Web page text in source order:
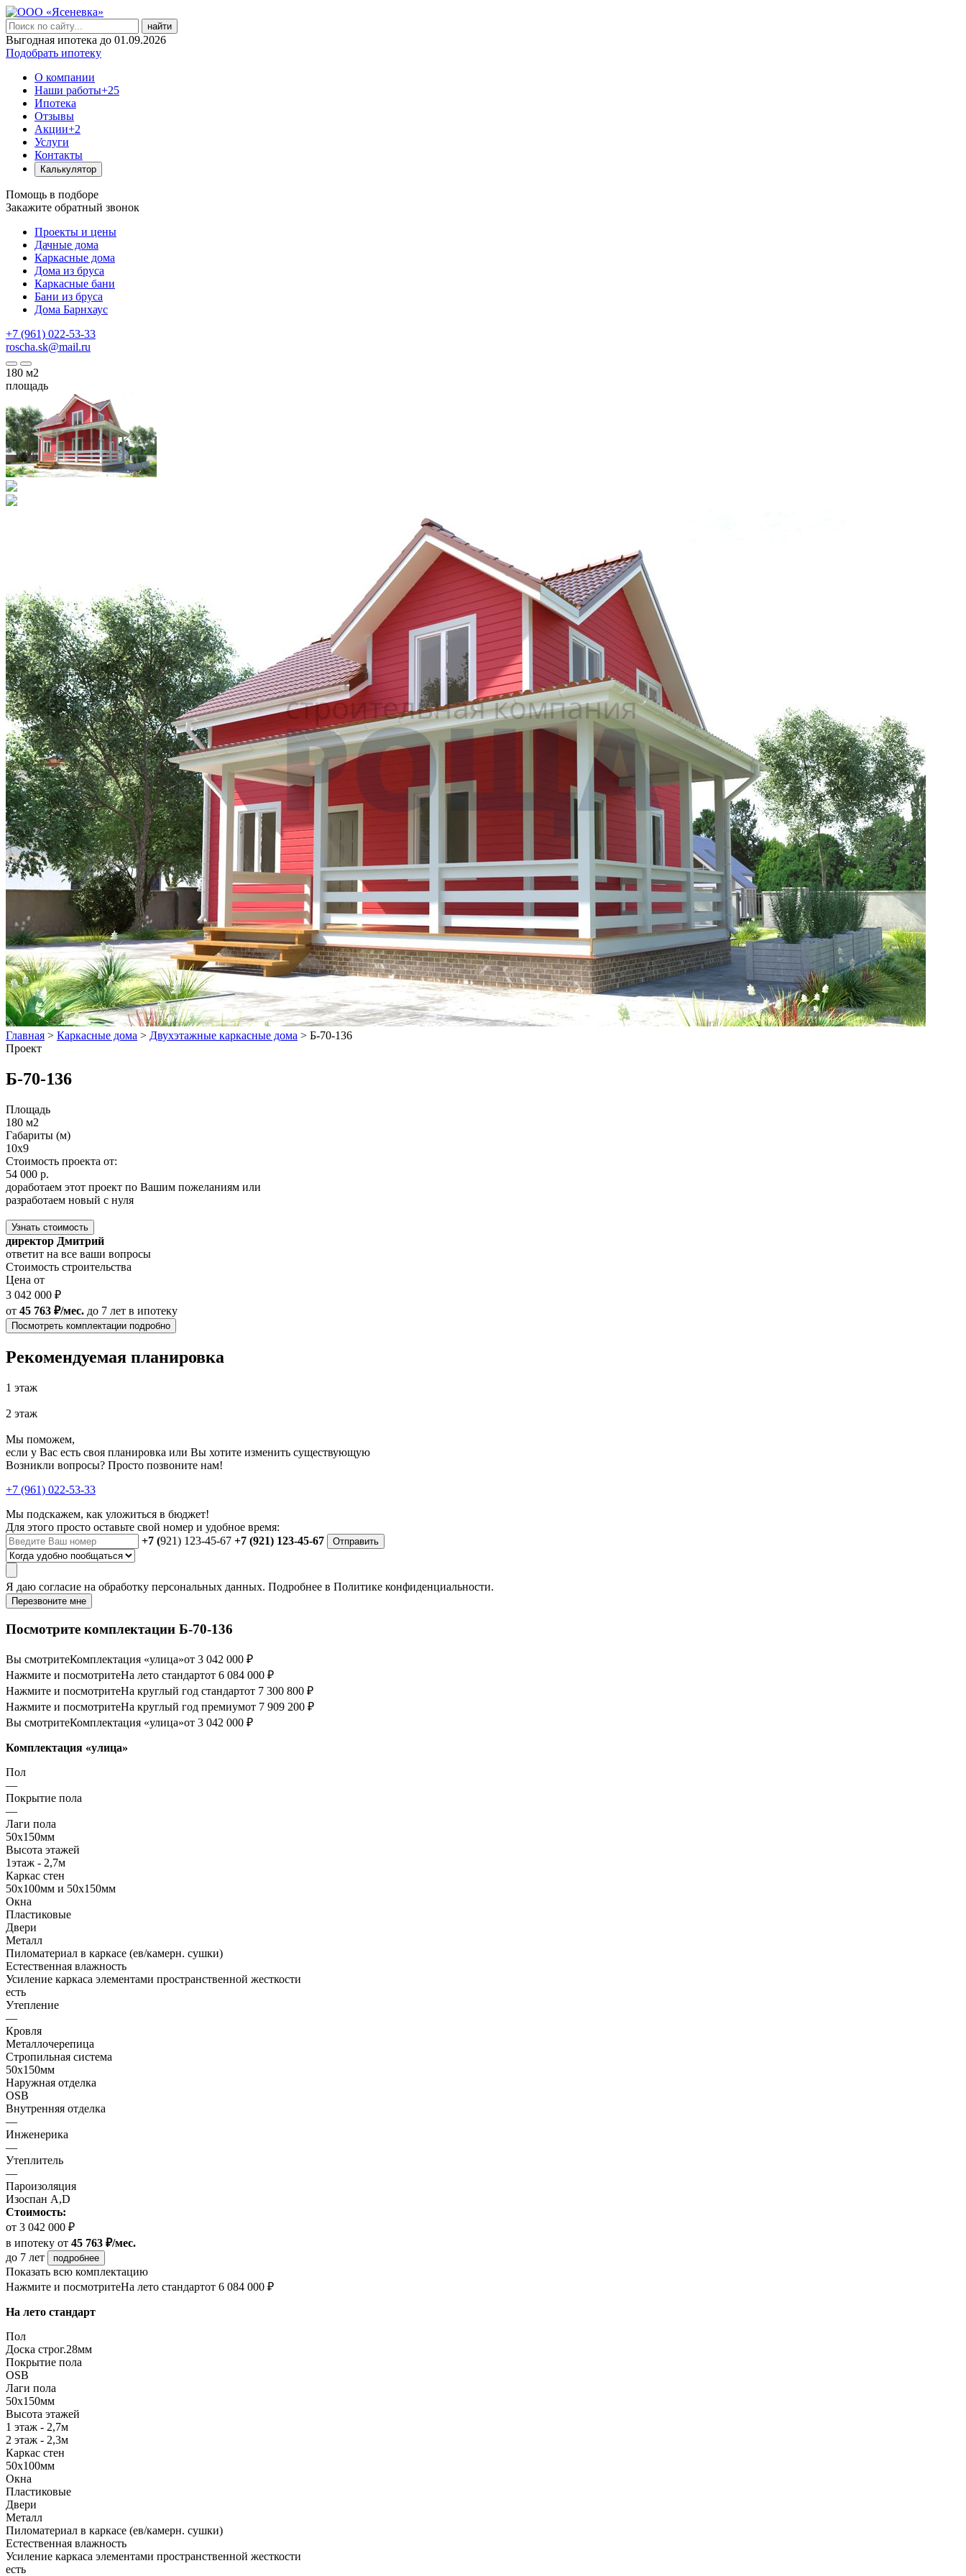
найти
Выгодная ипотека до 01.09.2026
Подобрать ипотеку
О компании
Наши работы+25
Ипотека
Отзывы
Акции+2
Услуги
Контакты
Калькулятор
Помощь в подборе
Закажите обратный звонок
Проекты и цены
Дачные дома
Каркасные дома
Дома из бруса
Каркасные бани
Бани из бруса
Дома Барнхаус
+7 (961) 022-53-33
roscha.sk@mail.ru
180 м2
площадь
Главная > Каркасные дома > Двухэтажные каркасные дома > Б-70-136
Проект
Б-70-136
Площадь
180 м2
Габариты (м)
10x9
Стоимость проекта от:
54 000 р.
доработаем этот проект по Вашим пожеланиям или
разработаем новый с нуля
Узнать стоимость
директор Дмитрий
ответит на все ваши вопросы
Стоимость строительства
Цена от
3 042 000 ₽
от 45 763 ₽/мес. до 7 лет в ипотеку
Посмотреть комплектации подробно
Рекомендуемая планировка
1 этаж
2 этаж
Мы поможем,
если у Вас есть своя планировка или Вы хотите изменить существующую
Возникли вопросы? Просто позвоните нам!
+7 (961) 022-53-33
Мы подскажем, как уложиться в бюджет!
Для этого просто оставьте свой номер и удобное время:
+7 (921) 123-45-67 +7 (921) 123-45-67 Отправить
Я даю согласие на обработку персональных данных. Подробнее в Политике конфиденциальности.
Перезвоните мне
Посмотрите комплектации Б-70-136
Вы смотритеКомплектация «улица»от 3 042 000 ₽
Нажмите и посмотритеНа лето стандартот 6 084 000 ₽
Нажмите и посмотритеНа круглый год стандартот 7 300 800 ₽
Нажмите и посмотритеНа круглый год премиумот 7 909 200 ₽
Вы смотритеКомплектация «улица»от 3 042 000 ₽
Комплектация «улица»
Пол
—
Покрытие пола
—
Лаги пола
50х150мм
Высота этажей
1этаж - 2,7м
Каркас стен
50х100мм и 50х150мм
Окна
Пластиковые
Двери
Металл
Пиломатериал в каркасе (ев/камерн. сушки)
Естественная влажность
Усиление каркаса элементами пространственной жесткости
есть
Утепление
—
Кровля
Металлочерепица
Стропильная система
50х150мм
Наружная отделка
OSB
Внутренняя отделка
—
Инженерика
—
Утеплитель
—
Пароизоляция
Изоспан A,D
Стоимость:
от 3 042 000 ₽
в ипотеку от 45 763 ₽/мес.
до 7 лет
подробнее
Показать всю комплектацию
Нажмите и посмотритеНа лето стандартот 6 084 000 ₽
На лето стандарт
Пол
Доска строг.28мм
Покрытие пола
OSB
Лаги пола
50х150мм
Высота этажей
1 этаж - 2,7м
2 этаж - 2,3м
Каркас стен
50х100мм
Окна
Пластиковые
Двери
Металл
Пиломатериал в каркасе (ев/камерн. сушки)
Естественная влажность
Усиление каркаса элементами пространственной жесткости
есть